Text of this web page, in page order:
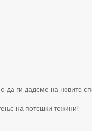
да ги дадеме на новите
на потешки тежини!